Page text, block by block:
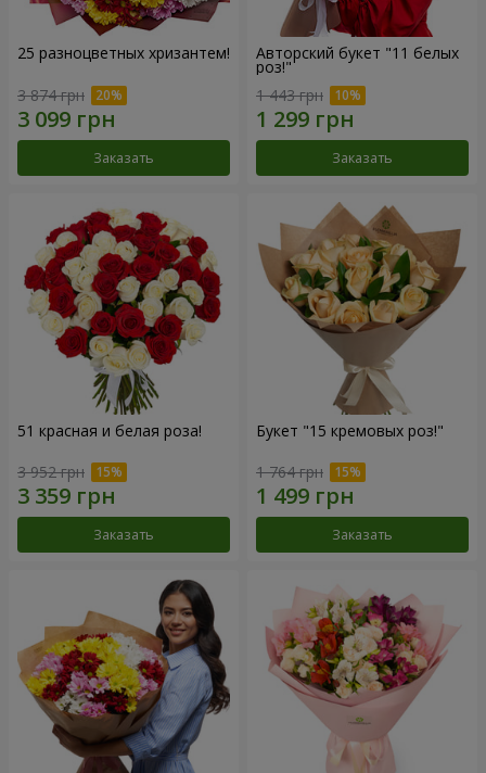
25 разноцветных хризантем!
3 874 грн
Заказать
Авторский букет "11 белых
роз!"
1 443 грн
Заказать
51 красная и белая роза!
3 952 грн
Заказать
Букет "15 кремовых роз!"
1 764 грн
Заказать